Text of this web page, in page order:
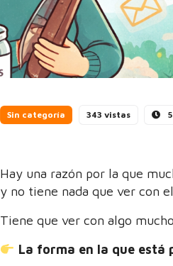
Sin categoría 343 vistas
Hay una razón por la que
y no tiene nada que ver con
Tiene que ver con algo
La forma en la que está